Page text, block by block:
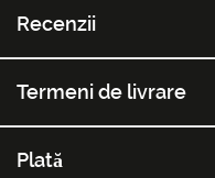
Recenzii
Termeni de livrare
Plată